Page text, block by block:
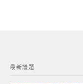
最新議題